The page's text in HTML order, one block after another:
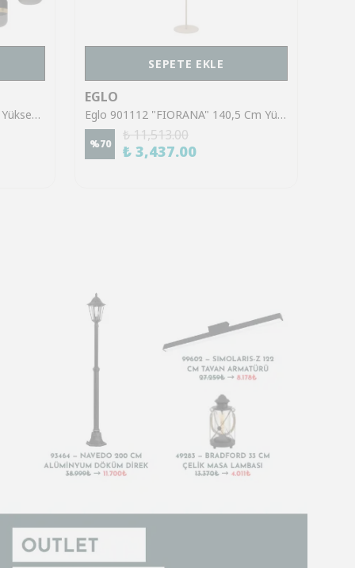
Eglo 39921 "SINSIGA" 150 Cm Yüksekliğinde Çelik Siyah Sarkıt Avize
SEPETE EKLE
EGLO
Eglo 901112 "FIORANA" 140,5 Cm Yüksekliğinde Çelik Köşe Lambası Lambader
%70
₺ 11,513.00
₺ 3,437.00